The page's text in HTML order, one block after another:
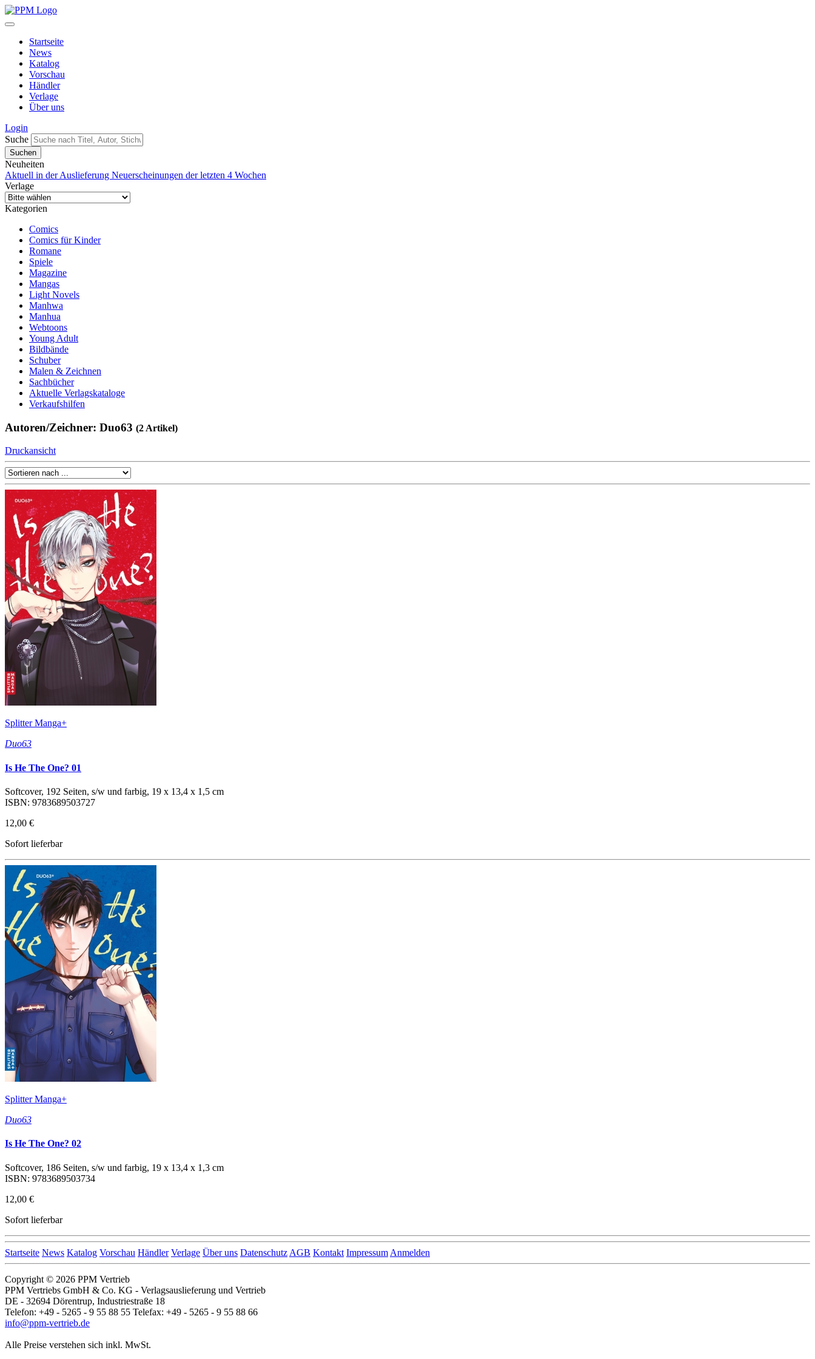
Startseite
News
Katalog
Vorschau
Händler
Verlage
Über uns
Login
Suche
Neuheiten
Aktuell in der Auslieferung Neuerscheinungen der letzten 4 Wochen
Verlage
Kategorien
Comics
Comics für Kinder
Romane
Spiele
Magazine
Mangas
Light Novels
Manhwa
Manhua
Webtoons
Young Adult
Bildbände
Schuber
Malen & Zeichnen
Sachbücher
Aktuelle Verlagskataloge
Verkaufshilfen
Autoren/Zeichner: Duo63 (2 Artikel)
Druckansicht
Splitter Manga+
Duo63
Is He The One? 01
Softcover, 192 Seiten, s/w und farbig, 19 x 13,4 x 1,5 cm
ISBN: 9783689503727
12,00 €
Sofort lieferbar
Splitter Manga+
Duo63
Is He The One? 02
Softcover, 186 Seiten, s/w und farbig, 19 x 13,4 x 1,3 cm
ISBN: 9783689503734
12,00 €
Sofort lieferbar
Startseite News Katalog Vorschau Händler Verlage Über uns Datenschutz AGB Kontakt Impressum Anmelden
Copyright © 2026 PPM Vertrieb
PPM Vertriebs GmbH & Co. KG - Verlagsauslieferung und Vertrieb
DE - 32694 Dörentrup, Industriestraße 18
Telefon: +49 - 5265 - 9 55 88 55 Telefax: +49 - 5265 - 9 55 88 66
info@ppm-vertrieb.de
Alle Preise verstehen sich inkl. MwSt.